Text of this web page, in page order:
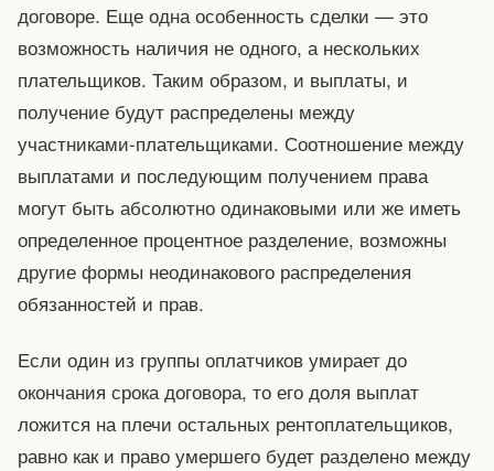
договоре. Еще одна особенность сделки — это
возможность наличия не одного, а нескольких
плательщиков. Таким образом, и выплаты, и
получение будут распределены между
участниками-плательщиками. Соотношение между
выплатами и последующим получением права
могут быть абсолютно одинаковыми или же иметь
определенное процентное разделение, возможны
другие формы неодинакового распределения
обязанностей и прав.
Если один из группы оплатчиков умирает до
окончания срока договора, то его доля выплат
ложится на плечи остальных рентоплательщиков,
равно как и право умершего будет разделено между